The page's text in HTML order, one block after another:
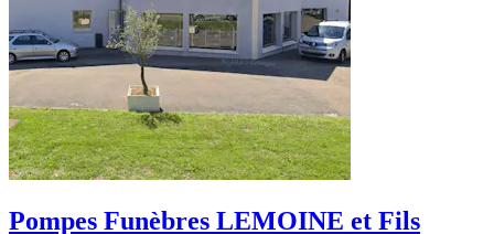
Pompes Funèbres LEMOINE et Fils